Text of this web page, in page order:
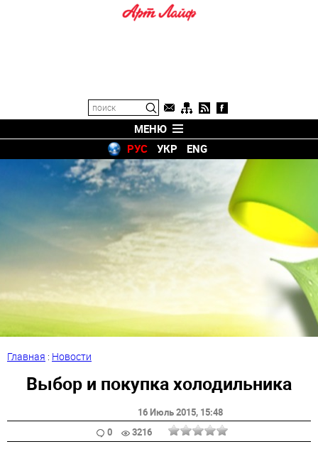
МЕНЮ
РУС
УКР ENG
Главная : Новости
Выбор и покупка холодильника
16 Июль 2015, 15:48
0
3216